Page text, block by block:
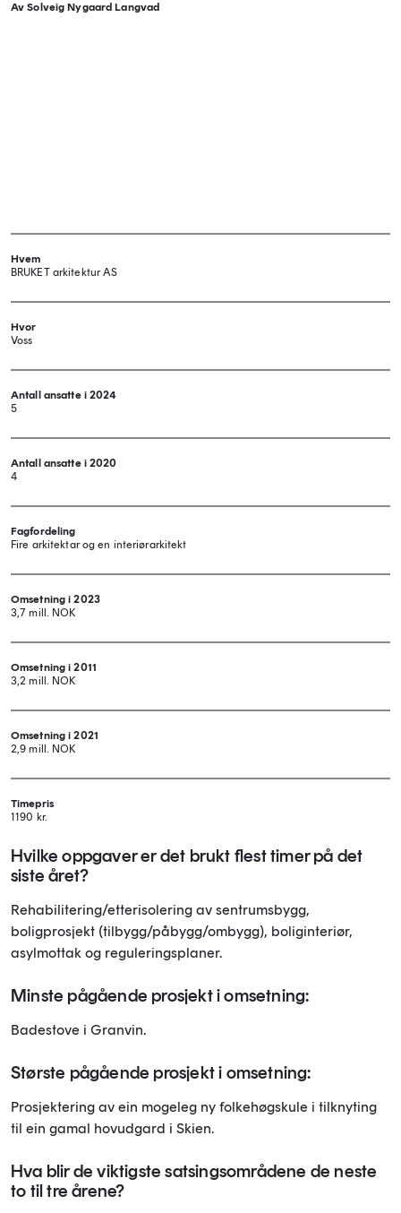
Av Solveig Nygaard Langvad
Hvem
BRUKET arkitektur AS
Hvor
Voss
Antall ansatte i 2024
5
Antall ansatte i 2020
4
Fagfordeling
Fire arkitektar og en interiørarkitekt
Omsetning i 2023
3,7 mill. NOK
Omsetning i 2011
3,2 mill. NOK
Omsetning i 2021
2,9 mill. NOK
Timepris
1190 kr.
Hvilke oppgaver er det brukt flest timer på det
siste året?
Rehabilitering/etterisolering av sentrumsbygg,
boligprosjekt (tilbygg/påbygg/ombygg), boliginteriør,
asylmottak og reguleringsplaner.
Minste pågående prosjekt i omsetning:
Badestove i Granvin.
Største pågående prosjekt i omsetning:
Prosjektering av ein mogeleg ny folkehøgskule i tilknyting
til ein gamal hovudgard i Skien.
Hva blir de viktigste satsingsområdene de neste
to til tre årene?